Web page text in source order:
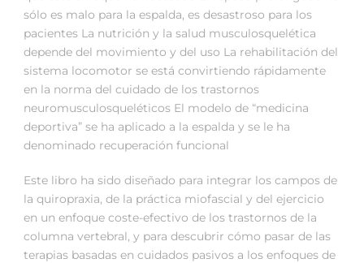
sólo es malo para la espalda, es desastroso para los
pacientes La nutrición y la salud musculosquelética
depende del movimiento y del uso La rehabilitación del
sistema locomotor se está convirtiendo rápidamente
en la norma del cuidado de los trastornos
neuromusculosqueléticos El modelo de “medicina
deportiva” se ha aplicado a la espalda y se le ha
denominado recuperación funcional
Este libro ha sido diseñado para integrar los campos de
la quiropraxia, de la práctica miofascial y del ejercicio
en un enfoque coste-efectivo de los trastornos de la
columna vertebral, y para descubrir cómo pasar de las
terapias basadas en cuidados pasivos a los enfoques de